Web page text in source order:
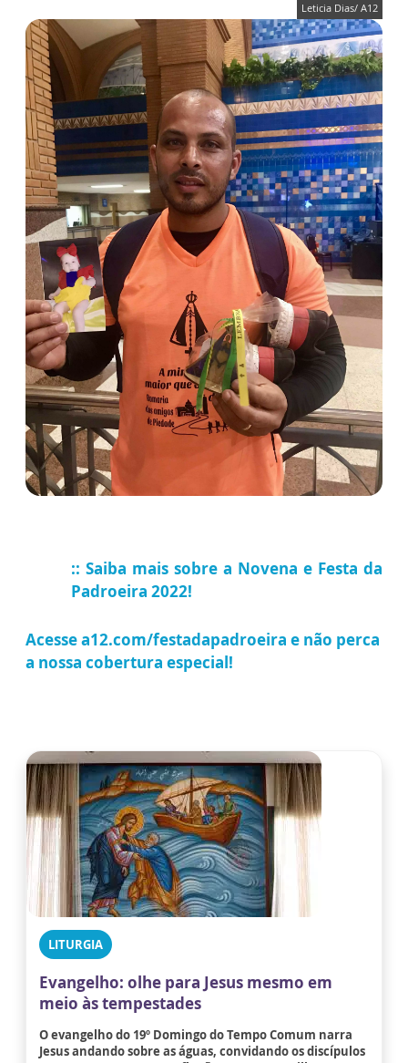
Leticia Dias/ A12
:: Saiba mais sobre a Novena e Festa da
Padroeira 2022!
Acessea12.com/festadapadroeira e não perca
a nossa cobertura especial!
LITURGIA
Evangelho: olhe para Jesus mesmo em
meio às tempestades
O evangelho do 19º Domingo do Tempo Comum narra
Jesus andando sobre as águas, convidando os discípulos